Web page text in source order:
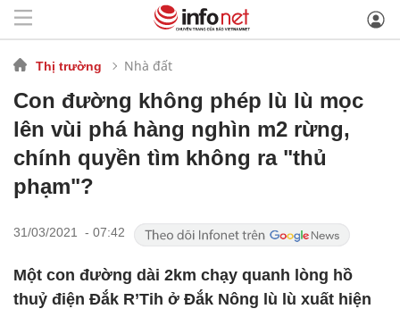
Thị trường Nhà đất
Con đường không phép lù lù mọc
lên vùi phá hàng nghìn m2 rừng,
chính quyền tìm không ra "thủ
phạm"?
31/03/2021 - 07:42
Một con đường dài 2km chạy quanh lòng hồ
thuỷ điện Đắk R’Tih ở Đắk Nông lù lù xuất hiện